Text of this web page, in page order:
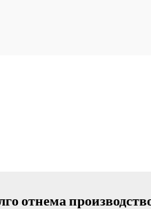
отнема